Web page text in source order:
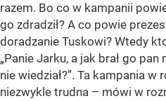
razem. Bo co w kampanii
go zdradził? A co powie
doradzanie Tuskowi? Wtedy
„Panie Jarku, a jak brał go
nie wiedział?”. Ta kampania
niezwykle trudna – mówi w